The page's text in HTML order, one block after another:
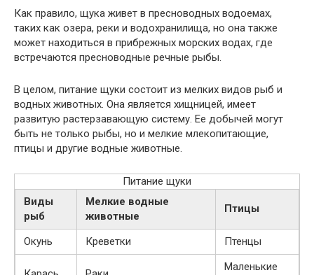
Как правило, щука живет в пресноводных водоемах,
таких как озера, реки и водохранилища, но она также
может находиться в прибрежных морских водах, где
встречаются пресноводные речные рыбы.
В целом, питание щуки состоит из мелких видов рыб и
водных животных. Она является хищницей, имеет
развитую растерзавающую систему. Ее добычей могут
быть не только рыбы, но и мелкие млекопитающие,
птицы и другие водные животные.
Питание щуки
Виды
рыб
Мелкие водные
животные
Птицы
Окунь Креветки Птенцы
Маленькие